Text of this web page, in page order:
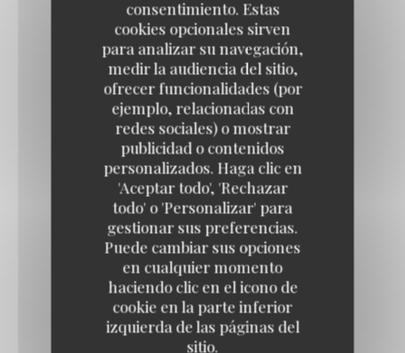
consentimiento. Estas
cookies opcionales sirven
para analizar su navegación,
medir la audiencia del sitio,
ofrecer funcionalidades (por
ejemplo, relacionadas con
redes sociales) o mostrar
publicidad o contenidos
personalizados. Haga clic en
'Aceptar todo', 'Rechazar
todo' o 'Personalizar' para
gestionar sus preferencias.
Puede cambiar sus opciones
en cualquier momento
haciendo clic en el icono de
cookie en la parte inferior
izquierda de las páginas del
sitio.
CALZONE
Tomate, mozzarella, jambon, ricotta
16,00 EUR
NORCINA
Mozzarella, saucisse fraîche, champignons, truffe noir
22,00 EUR
Rosse